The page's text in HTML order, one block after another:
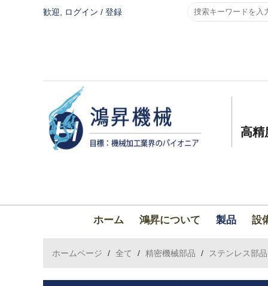
歓迎, ログイン / 登録
高精
ホーム 鴻昇について 製品 設
ホームページ / 全て / 精密機械部品 / ステンレス部品